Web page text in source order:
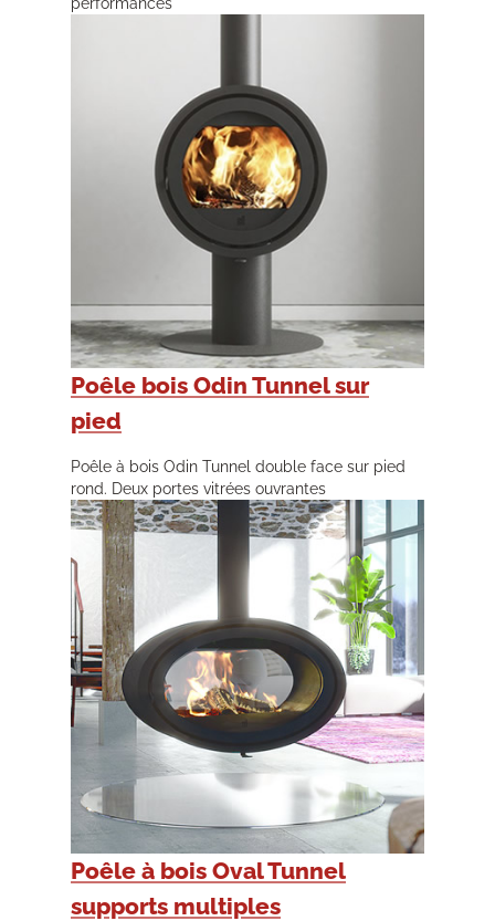
Poêle bois Odin Tunnel sur
pied
Poêle à bois Odin Tunnel double face sur pied
rond. Deux portes vitrées ouvrantes
Poêle à bois Oval Tunnel
supports multiples